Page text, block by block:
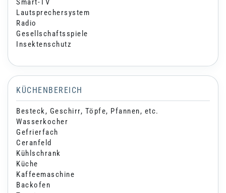
Smart-TV
Lautsprechersystem
Radio
Gesellschaftsspiele
Insektenschutz
KÜCHENBEREICH
Besteck, Geschirr, Töpfe, Pfannen, etc.
Wasserkocher
Gefrierfach
Ceranfeld
Kühlschrank
Küche
Kaffeemaschine
Backofen